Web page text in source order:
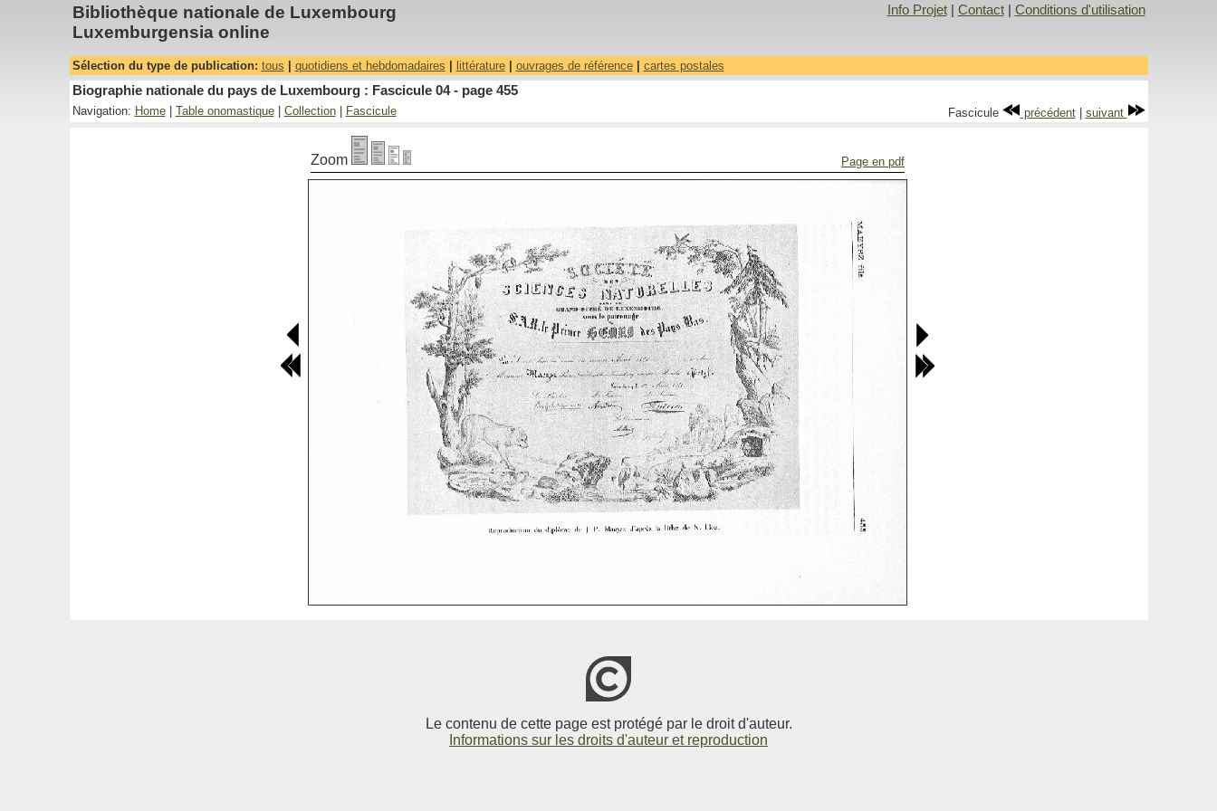
Bibliothèque nationale de Luxembourg
Luxemburgensia online
Info Projet| Contact| Conditions d'utilisation
Sélection du type de publication: tous quotidiens et hebdomadaires littérature| ouvrages de référence| cartes postales
Biographie nationale du pays de Luxembourg : Fascicule 04 - page 455
Navigation: Home| Table onomastique| Collection| Fascicule Fascicule précédent| suivant
Zoom Page en pdf
Le contenu de cette page est protégé par le droit d'auteur.
Informations sur les droits d'auteur et reproduction